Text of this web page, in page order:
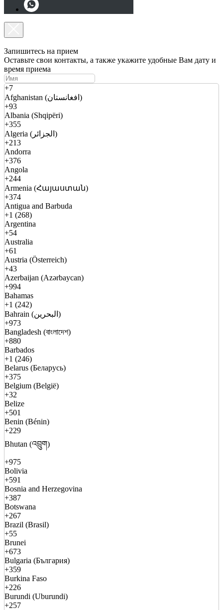
Запишитесь на прием
Оставьте свои контакты, а также укажите удобные Вам дату и
время приема
+7
Afghanistan (افغانستان)
+93
Albania (Shqipëri)
+355
Algeria (الجزائر)
+213
Andorra
+376
Angola
+244
Armenia (Հայաստան)
+374
Antigua and Barbuda
+1 (268)
Argentina
+54
Australia
+61
Austria (Österreich)
+43
Azerbaijan (Azərbaycan)
+994
Bahamas
+1 (242)
Bahrain (البحرين)
+973
Bangladesh (বাংলাদেশ)
+880
Barbados
+1 (246)
Belarus (Беларусь)
+375
Belgium (België)
+32
Belize
+501
Benin (Bénin)
+229
Bhutan (འབྲུག)
+975
Bolivia
+591
Bosnia and Herzegovina
+387
Botswana
+267
Brazil (Brasil)
+55
Brunei
+673
Bulgaria (България)
+359
Burkina Faso
+226
Burundi (Uburundi)
+257